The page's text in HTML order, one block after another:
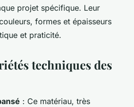
projet spécifique. Leur
formes et épaisseurs
et praticité.
techniques des
: Ce matériau, très